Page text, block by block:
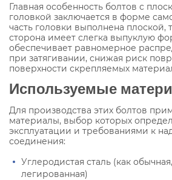
Главная особенность болтов с
головкой заключается в форме
часть головки выполнена плоской,
сторона имеет слегка выпуклую
обеспечивает равномерное
при затягивании, снижая риск
поверхности скрепляемых
Используемые
Для производства этих болтов
материалы, выбор которых
эксплуатации и требованиями к
соединения:
Углеродистая сталь (как
легированная)